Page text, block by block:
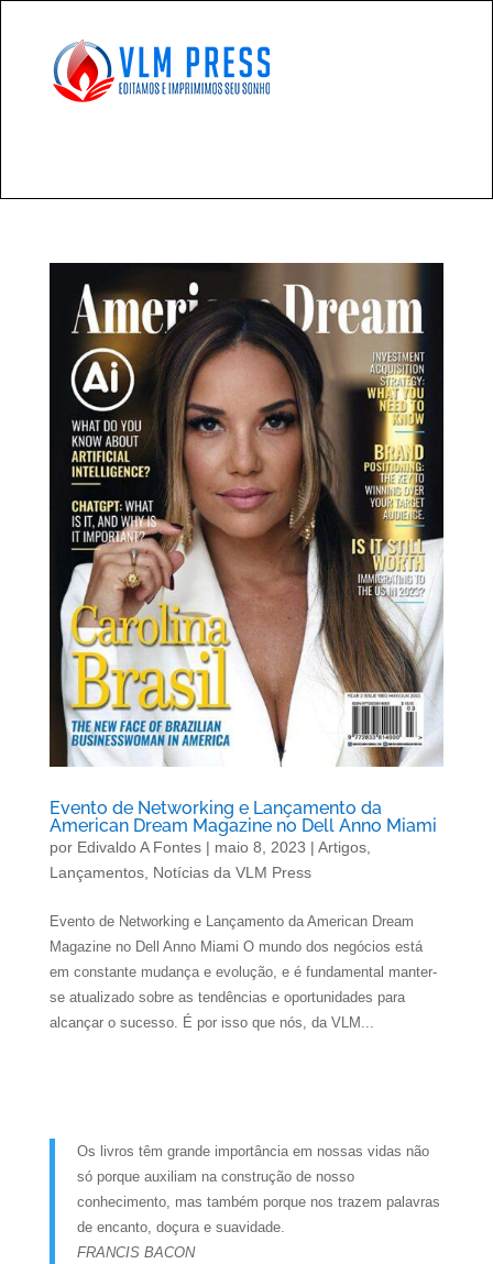
Evento de Networking e Lançamento da
American Dream Magazine no Dell Anno Miami
por Edivaldo A Fontes| maio 8, 2023 | Artigos,
Lançamentos, Notícias da VLM Press
Evento de Networking e Lançamento da American Dream
Magazine no Dell Anno Miami O mundo dos negócios está
em constante mudança e evolução, e é fundamental manter-
se atualizado sobre as tendências e oportunidades para
alcançar o sucesso. É por isso que nós, da VLM...
Os livros têm grande importância em nossas vidas não
só porque auxiliam na construção de nosso
conhecimento, mas também porque nos trazem palavras
de encanto, doçura e suavidade.
FRANCIS BACON